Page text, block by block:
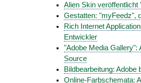
Alien Skin veröffentlicht
Gestatten: "myFeedz",
Rich Internet
Entwickler
"Adobe Media Gallery":
Source
Bildbearbeitung:
Online-Farbschemata: